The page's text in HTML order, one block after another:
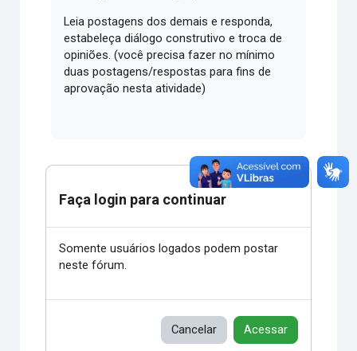
Leia postagens dos demais e responda,
estabeleça diálogo construtivo e troca de
opiniões. (você precisa fazer no mínimo
duas postagens/respostas para fins de
aprovação nesta atividade)
Faça login para continuar
Somente usuários logados podem postar
neste fórum.
Cancelar Acessar